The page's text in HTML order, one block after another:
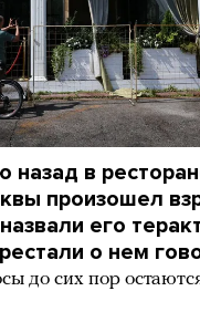
назад в
произошел
его
о нем
до сих пор